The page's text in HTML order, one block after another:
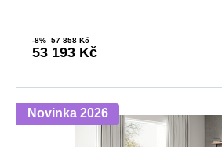
-8% 57 858 Kč
53 193 Kč
Novinka 2026